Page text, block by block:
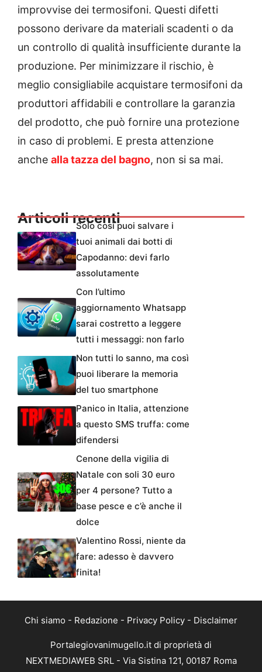
improvvise dei termosifoni. Questi difetti
possono derivare da materiali scadenti o da
un controllo di qualità insufficiente durante la
produzione. Per minimizzare il rischio, è
meglio consigliabile acquistare termosifoni da
produttori affidabili e controllare la garanzia
del prodotto, che può fornire una protezione
in caso di problemi. E presta attenzione
anche alla tazza del bagno, non si sa mai.
Articoli recentiSolo così puoi salvare i
tuoi animali dai botti di
Capodanno: devi farlo
assolutamente
Con l’ultimo
aggiornamento Whatsapp
sarai costretto a leggere
tutti i messaggi: non farlo
Non tutti lo sanno, ma così
puoi liberare la memoria
del tuo smartphone
Panico in Italia, attenzione
a questo SMS truffa: come
difendersi
Cenone della vigilia di
Natale con soli 30 euro
per 4 persone? Tutto a
base pesce e c’è anche il
dolce
Valentino Rossi, niente da
fare: adesso è davvero
finita!
Chi siamo - Redazione - Privacy Policy - Disclaimer
Portalegiovanimugello.it di proprietà di
NEXTMEDIAWEB SRL - Via Sistina 121, 00187 Roma